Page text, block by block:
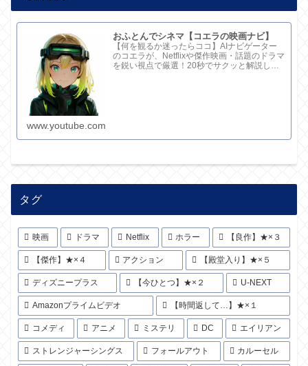
おふとんでシネマ【コエラの映画ナビ】
【何を観るか迷ったらココ】AIナビゲーター
のコエラが、Netflixや傑作映画・話題のドラマ
を鋭い視点で厳選！20秒でサクッと解説して
www.youtube.com
タグ
映画 ドラマ Netflix ホラー 【良作】★×３
【傑作】★×４ アクション 【殿堂入り】★×５
ディズニープラス 【今ひとつ】★×２ U-NEXT
Amazonプライムビデオ 【時間返して…】★×１
コメディ アニメ ミステリ DC エイリアン
ストレンジャーシングス フォールアウト カルーセル